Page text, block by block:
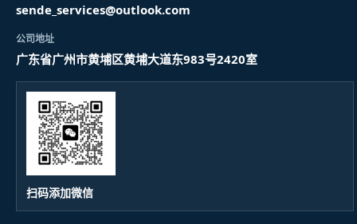
sende_services@outlook.com
公司地址
广东省广州市黄埔区黄埔大道东983号2420室
扫码添加微信